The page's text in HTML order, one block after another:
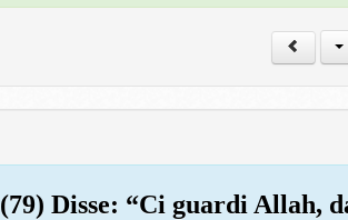
(79) Disse: “Ci guardi Allah,